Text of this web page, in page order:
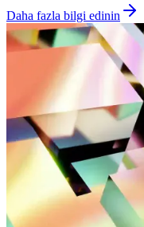
Daha fazla bilgi edinin